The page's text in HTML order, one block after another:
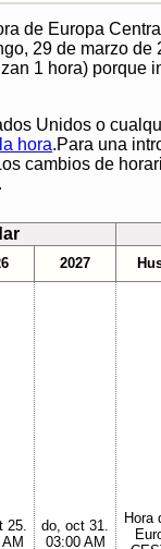
de Europa
29 de marzo de
1 hora) porque
Unidos o
hora.Para una
cambios de
2027
25.
do, oct 31.
03:00 AM
Hora